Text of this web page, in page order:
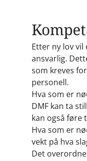
Etter ny lov
ansvarlig.
som kreves
personell.
Hva som er
DMF kan ta
kan også føre
Hva som er
vekt på hva
Det